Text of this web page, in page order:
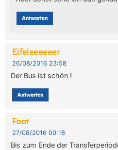
Antworten
Eifeleeeeeer
26/08/2016 23:58
Der Bus ist schön !
Antworten
Foot
27/08/2016 00:18
Bis zum Ende der